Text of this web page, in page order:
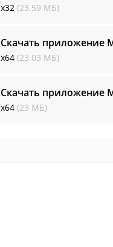
x32 (23.59 МБ)
Скачать приложение
x64 (23.03 МБ)
Скачать приложение
x64 (23 МБ)